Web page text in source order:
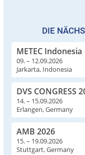
DIE
METEC Indonesia
09. – 12.09.2026
Jarkarta, Indonesia
DVS CONGRESS
14. – 15.09.2026
Erlangen, Germany
AMB 2026
15. – 19.09.2026
Stuttgart, Germany